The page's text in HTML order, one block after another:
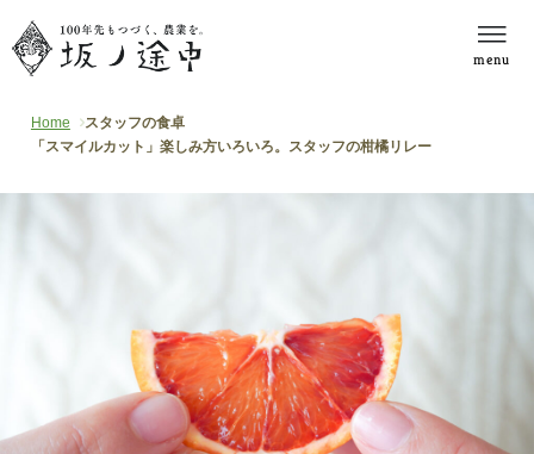
menu
Home
スタッフの食卓
「スマイルカット」楽しみ方いろいろ。スタッフの柑橘リレー